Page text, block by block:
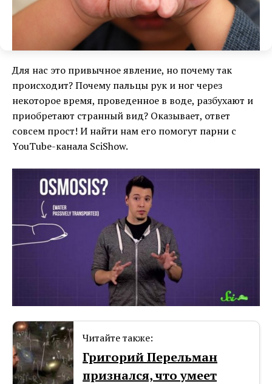
Для нас это привычное явление, но почему так
происходит? Почему пальцы рук и ног через
некоторое время, проведенное в воде, разбухают и
приобретают странный вид? Оказывает, ответ
совсем прост! И найти нам его помогут парни с
YouTube-канала SciShow.
Читайте также:
Григорий Перельман
признался, что умеет